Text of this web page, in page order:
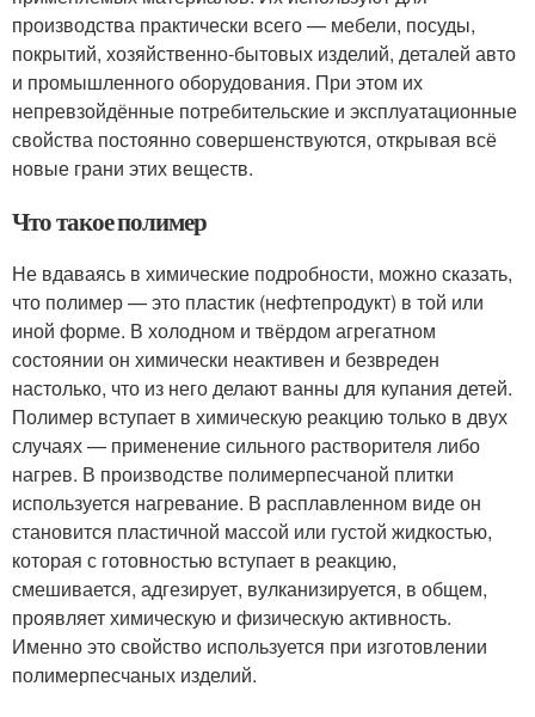
производства практически всего — мебели, посуды,
покрытий, хозяйственно-бытовых изделий, деталей авто
и промышленного оборудования. При этом их
непревзойдённые потребительские и эксплуатационные
свойства постоянно совершенствуются, открывая всё
новые грани этих веществ.
Что такое полимер
Не вдаваясь в химические подробности, можно сказать,
что полимер — это пластик (нефтепродукт) в той или
иной форме. В холодном и твёрдом агрегатном
состоянии он химически неактивен и безвреден
настолько, что из него делают ванны для купания детей.
Полимер вступает в химическую реакцию только в двух
случаях — применение сильного растворителя либо
нагрев. В производстве полимерпесчаной плитки
используется нагревание. В расплавленном виде он
становится пластичной массой или густой жидкостью,
которая с готовностью вступает в реакцию,
смешивается, адгезирует, вулканизируется, в общем,
проявляет химическую и физическую активность.
Именно это свойство используется при изготовлении
полимерпесчаных изделий.